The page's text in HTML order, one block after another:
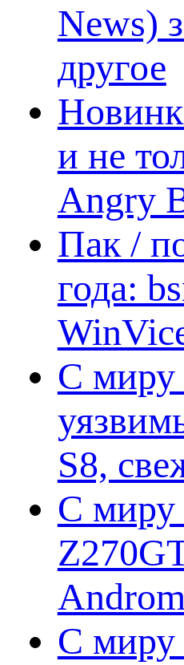
News)
другое
и не
Angry
Пак /
года:
С миру
S8,
С миру
С миру